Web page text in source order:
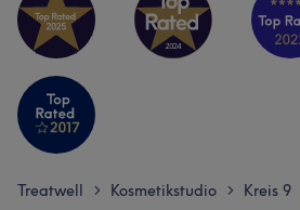
Treatwell > Kosmetikstudio > Kreis 9